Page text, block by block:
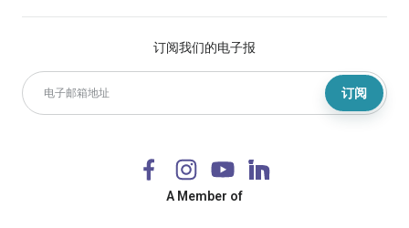
订阅我们的电子报
订阅
A Member of